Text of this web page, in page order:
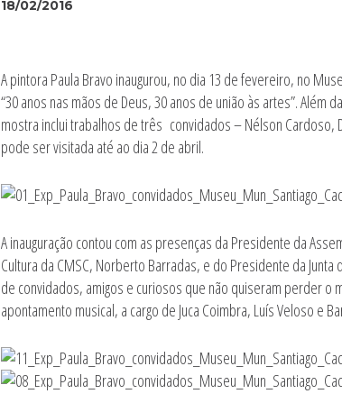
18/02/2016
A pintora Paula Bravo inaugurou, no dia 13 de fevereiro, no
“30 anos nas mãos de Deus, 30 anos de união às artes”. Além
mostra inclui trabalhos de três convidados – Nélson Cardoso,
pode ser visitada até ao dia 2 de abril.
A inauguração contou com as presenças da Presidente da
Cultura da CMSC, Norberto Barradas, e do Presidente da
de convidados, amigos e curiosos que não quiseram perder o
apontamento musical, a cargo de Juca Coimbra, Luís Veloso e